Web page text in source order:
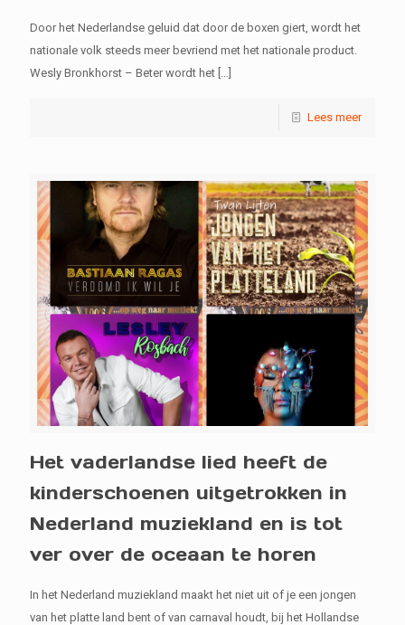
Door het Nederlandse geluid dat door de boxen giert, wordt het
nationale volk steeds meer bevriend met het nationale product.
Wesly Bronkhorst – Beter wordt het
Lees meer
Het vaderlandse lied heeft de
kinderschoenen uitgetrokken in
Nederland muziekland en is tot
ver over de oceaan te horen
In het Nederland muziekland maakt het niet uit of je een jongen
van het platte land bent of van carnaval houdt, bij het Hollandse